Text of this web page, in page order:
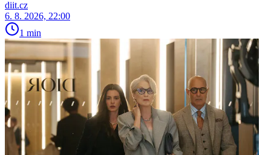
diit.cz
6. 8. 2026, 22:00
1 min